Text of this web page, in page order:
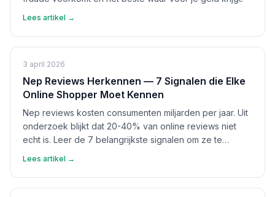
Lees artikel →
3 april 2026
Nep Reviews Herkennen — 7 Signalen die Elke
Online Shopper Moet Kennen
Nep reviews kosten consumenten miljarden per jaar. Uit
onderzoek blijkt dat 20-40% van online reviews niet
echt is. Leer de 7 belangrijkste signalen om ze te
Lees artikel →